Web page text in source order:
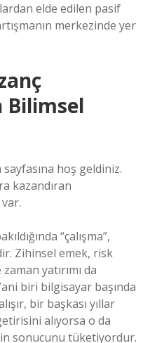
elde edilen pasif
merkezinde yer
Bilimsel
hoş geldiniz.
kazandıran
“çalışma”,
Zihinsel emek, risk
yatırımı da
biri bilgisayar başında
bir başkası yıllar
alıyorsa o da
sonucunu tüketiyordur.